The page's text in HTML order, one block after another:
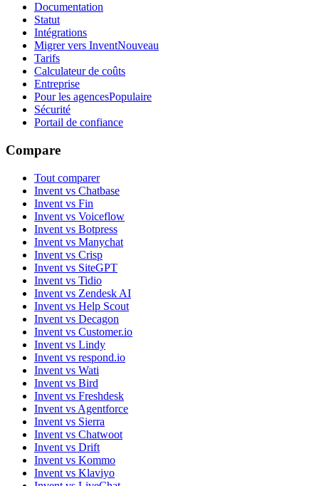
Documentation
Statut
Intégrations
Migrer vers InventNouveau
Tarifs
Calculateur de coûts
Entreprise
Pour les agencesPopulaire
Sécurité
Portail de confiance
Compare
Tout comparer
Invent vs Chatbase
Invent vs Fin
Invent vs Voiceflow
Invent vs Botpress
Invent vs Manychat
Invent vs Crisp
Invent vs SiteGPT
Invent vs Tidio
Invent vs Zendesk AI
Invent vs Help Scout
Invent vs Decagon
Invent vs Customer.io
Invent vs Lindy
Invent vs respond.io
Invent vs Wati
Invent vs Bird
Invent vs Freshdesk
Invent vs Agentforce
Invent vs Sierra
Invent vs Chatwoot
Invent vs Drift
Invent vs Kommo
Invent vs Klaviyo